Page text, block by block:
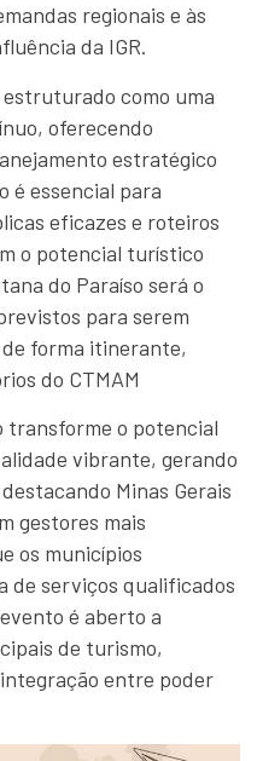
regionais e às
da IGR.
estruturado como uma
oferecendo
estratégico
é essencial para
eficazes e roteiros
o potencial turístico
do Paraíso será o
para serem
forma itinerante,
do CTMAM
transforme o potencial
vibrante, gerando
Minas Gerais
gestores mais
os municípios
de serviços qualificados
é aberto a
de turismo,
entre poder